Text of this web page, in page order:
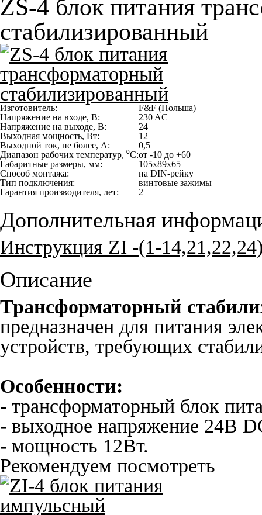
ZS-4 блок питания
стабилизированный
Изготовитель:
F&F (Польша)
Напряжение на входе, В:
230 AC
Напряжение на выходе, В:
24
Выходная мощность, Вт:
12
Выходной ток, не более, А:
0,5
Диапазон рабочих температур, ⁰С:от -10 до +60
Габаритные размеры, мм:
105х89х65
Способ монтажа:
на DIN-рейку
Тип подключения:
винтовые зажимы
Гарантия производителя, лет:
2
Дополнительная
Инструкция ZI -(1-
Описание
Трансформаторный
предназначен для питания
устройств, требующих
Особенности:
- трансформаторный блок
- выходное напряжение 24В
- мощность 12Вт.
Рекомендуем посмотреть